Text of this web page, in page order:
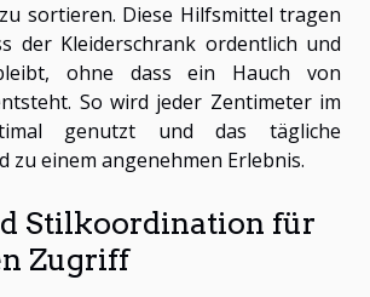
sortieren. Diese Hilfsmittel tragen
der Kleiderschrank ordentlich und
ohne dass ein Hauch von
So wird jeder Zentimeter im
genutzt und das tägliche
zu einem angenehmen Erlebnis.
Stilkoordination für
Zugriff